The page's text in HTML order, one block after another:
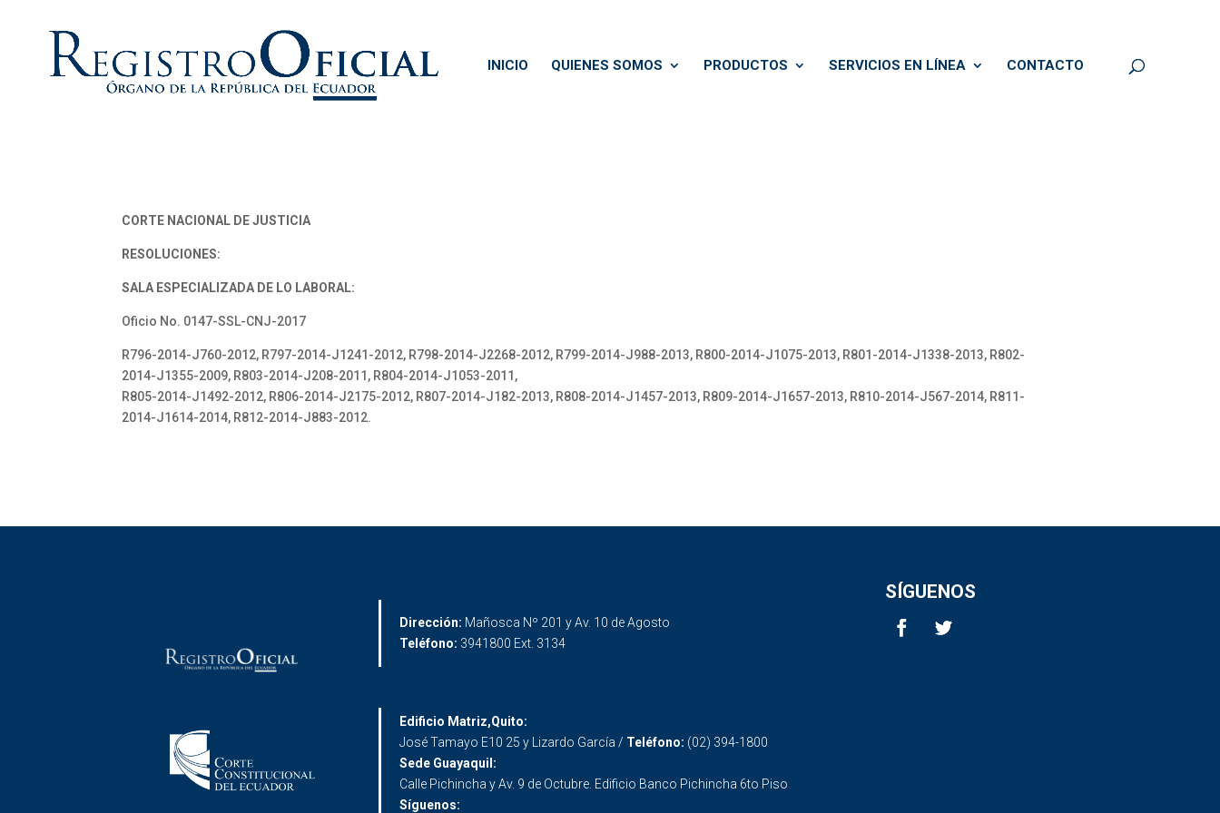
INICIO QUIENES SOMOS PRODUCTOS SERVICIOS EN LÍNEA CONTACTO
CORTE NACIONAL DE JUSTICIA
RESOLUCIONES:
SALA ESPECIALIZADA DE LO LABORAL:
Oficio No. 0147-SSL-CNJ-2017
R796-2014-J760-2012, R797-2014-J1241-2012, R798-2014-J2268-2012, R799-2014-J988-2013, R800-2014-J1075-2013, R801-2014-J1338-2013, R802-
2014-J1355-2009, R803-2014-J208-2011, R804-2014-J1053-2011,
R805-2014-J1492-2012, R806-2014-J2175-2012, R807-2014-J182-2013, R808-2014-J1457-2013, R809-2014-J1657-2013, R810-2014-J567-2014, R811-
2014-J1614-2014, R812-2014-J883-2012.
Dirección: Mañosca Nº 201 y Av. 10 de Agosto
Teléfono: 3941800 Ext. 3134
SÍGUENOS
Edificio Matriz,Quito:
José Tamayo E10 25 y Lizardo García / Teléfono: (02) 394-1800
Sede Guayaquil:
Calle Pichincha y Av. 9 de Octubre. Edificio Banco Pichincha 6to Piso
Síguenos: